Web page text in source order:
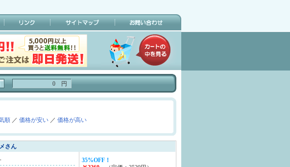
0 円
順 ／ 価格が安い ／ 価格が高い
さん
35%OFF！